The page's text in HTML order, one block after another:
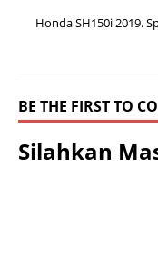
Honda SH150i 2019.
BE THE FIRST TO
Silahkan